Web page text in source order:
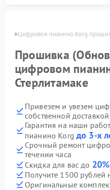
Цифровое пианино Korg
Прошивка
цифровом
Стерлитамаке
Привезем и увезем
собственной доставкой
Гарантия на наши
пианино Korg до 3-х
Срочный ремонт
течении часа
Скидка для вас до 20%
Получите 1500 рублей
Оригинальные